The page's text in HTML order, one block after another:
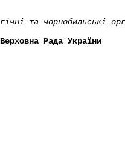
та чорнобильські
Верховна Рада України